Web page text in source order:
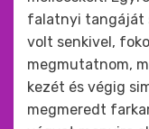
falatnyi tangáját
volt senkivel,
megmutatnom,
kezét és végig
megmeredt